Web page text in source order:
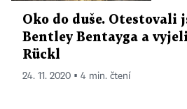
Oko do duše. Otestovali
Bentley Bentayga a
Rückl
24. 11. 2020 ▪ 4 min. čtení